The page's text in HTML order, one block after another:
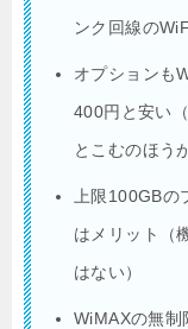
ンク回線の
オプションも
400円と安い
とこむのほう
上限100GB
はメリット（
はない）
WiMAXの無制